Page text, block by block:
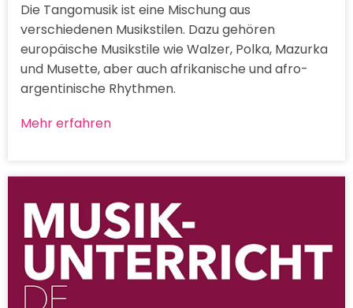
Die Tangomusik ist eine Mischung aus
verschiedenen Musikstilen. Dazu gehören
europäische Musikstile wie Walzer, Polka, Mazurka
und Musette, aber auch afrikanische und afro-
argentinische Rhythmen.
Mehr erfahren